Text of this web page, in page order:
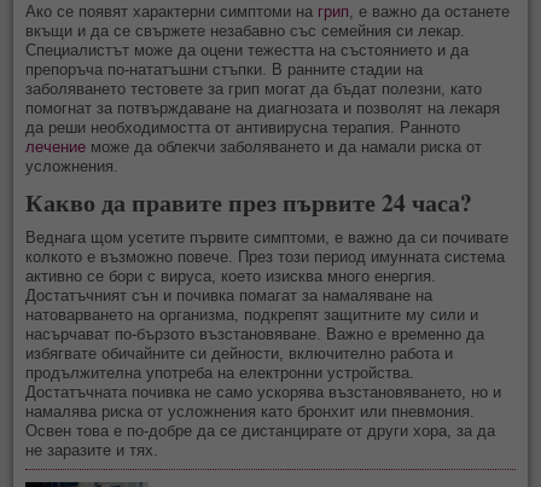
Ако се появят характерни симптоми на грип , е важно да останете
вкъщи и да се свържете незабавно със семейния си лекар.
Специалистът може да оцени тежестта на състоянието и да
препоръча по-нататъшни стъпки. В ранните стадии на
заболяването тестовете за грип могат да бъдат полезни, като
помогнат за потвърждаване на диагнозата и позволят на лекаря
да реши необходимостта от антивирусна терапия. Ранното
лечение може да облекчи заболяването и да намали риска от
усложнения.
Какво да правите през първите 24 часа?
Веднага щом усетите първите симптоми, е важно да си почивате
колкото е възможно повече. През този период имунната система
активно се бори с вируса, което изисква много енергия.
Достатъчният сън и почивка помагат за намаляване на
натоварването на организма, подкрепят защитните му сили и
насърчават по-бързото възстановяване. Важно е временно да
избягвате обичайните си дейности, включително работа и
продължителна употреба на електронни устройства.
Достатъчната почивка не само ускорява възстановяването, но и
намалява риска от усложнения като бронхит или пневмония.
Освен това е по-добре да се дистанцирате от други хора, за да
не заразите и тях.